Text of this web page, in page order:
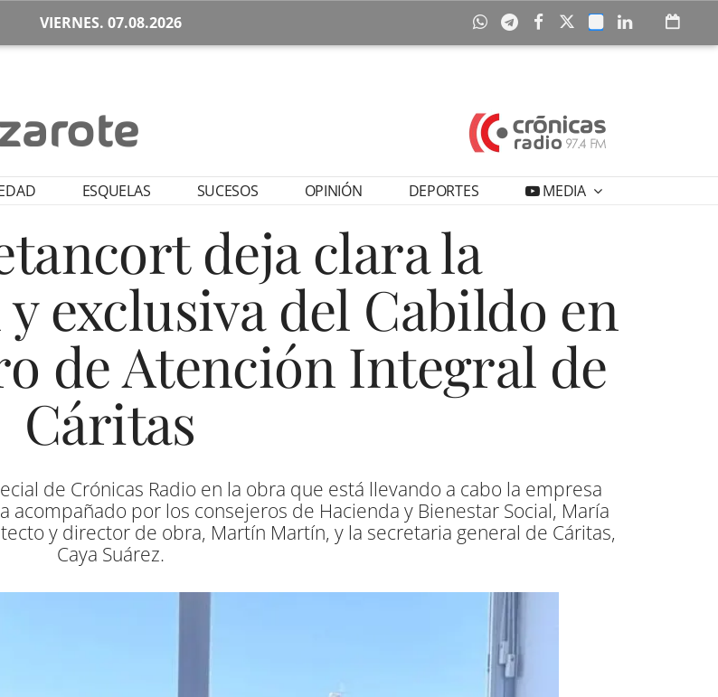
VIERNES. 07.08.2026
ESQUELAS SUCESOS OPINIÓN DEPORTES MEDIA
deja clara la
exclusiva del Cabildo en
de Atención Integral de
Cáritas
de Crónicas Radio en la obra que está llevando a cabo la empresa
acompañado por los consejeros de Hacienda y Bienestar Social, María
y director de obra, Martín Martín, y la secretaria general de Cáritas,
Caya Suárez.